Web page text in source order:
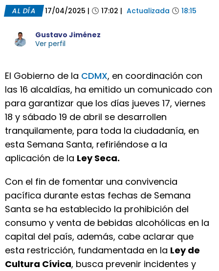
AL DÍA 17/04/2025 | 17:02 | Actualizada 18:15
Gustavo Jiménez
Ver perfil
El Gobierno de la CDMX, en coordinación con
las 16 alcaldías, ha emitido un comunicado con
para garantizar que los días jueves 17, viernes
18 y sábado 19 de abril se desarrollen
tranquilamente, para toda la ciudadanía, en
esta Semana Santa, refiriéndose a la
aplicación de la Ley Seca.
Con el fin de fomentar una convivencia
pacífica durante estas fechas de Semana
Santa se ha establecido la prohibición del
consumo y venta de bebidas alcohólicas en la
capital del país, además, cabe aclarar que
esta restricción, fundamentada en la Ley de
Cultura Cívica, busca prevenir incidentes y